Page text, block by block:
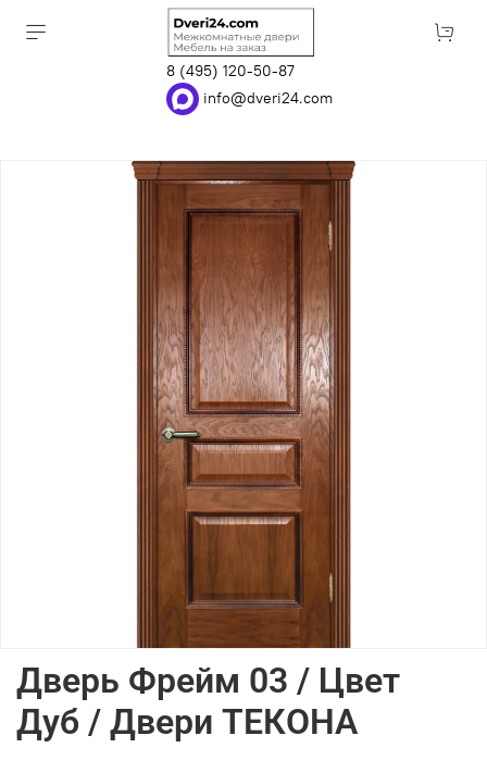
8 (495) 120-50-87
info@dveri24.com
Дверь Фрейм 03 / Цвет
Дуб / Двери ТЕКОНА